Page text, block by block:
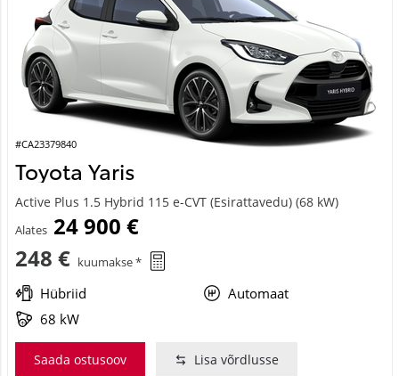
#CA23379840
Toyota Yaris
Active Plus 1.5 Hybrid 115 e-CVT (Esirattavedu) (68 kW)
Alates 24 900 €
248 € kuumakse *
Hübriid
Automaat
68 kW
Saada ostusoov Lisa võrdlusse